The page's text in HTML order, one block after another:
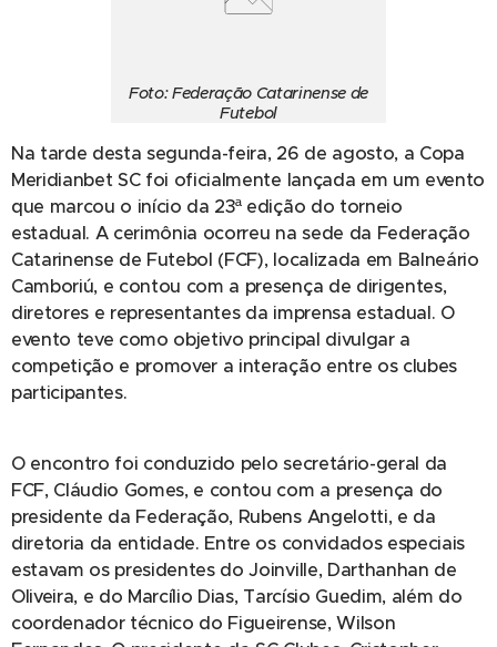
Foto: Federação Catarinense de
Futebol
Na tarde desta segunda-feira, 26 de agosto, a Copa
Meridianbet SC foi oficialmente lançada em um evento
que marcou o início da 23ª edição do torneio
estadual. A cerimônia ocorreu na sede da Federação
Catarinense de Futebol (FCF), localizada em Balneário
Camboriú, e contou com a presença de dirigentes,
diretores e representantes da imprensa estadual. O
evento teve como objetivo principal divulgar a
competição e promover a interação entre os clubes
participantes.
O encontro foi conduzido pelo secretário-geral da
FCF, Cláudio Gomes, e contou com a presença do
presidente da Federação, Rubens Angelotti, e da
diretoria da entidade. Entre os convidados especiais
estavam os presidentes do Joinville, Darthanhan de
Oliveira, e do Marcílio Dias, Tarcísio Guedim, além do
coordenador técnico do Figueirense, Wilson